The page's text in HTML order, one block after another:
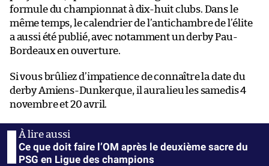
formule du championnat à dix-huit clubs. Dans le
même temps, le calendrier de l’antichambre de l’élite
a aussi été publié, avec notamment un derby Pau-
Bordeaux en ouverture.
Si vous brûliez d’impatience de connaître la date du
derby Amiens-Dunkerque, il aura lieu les samedis 4
novembre et 20 avril.
Ce que doit faire l’OM après le deuxième sacre du
PSG en Ligue des champions